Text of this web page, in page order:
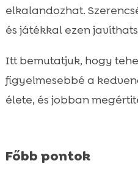
 Intelligens játékok
 Interaktív játékok
 Tippek a macska
 A megfelelő
 Kognitív stimuláció
 Purrfect Life
elkalandozhat.
és játékkal ezen
Itt bemutatjuk, hogy
figyelmesebbé a
élete, és jobban
Főbb pontok